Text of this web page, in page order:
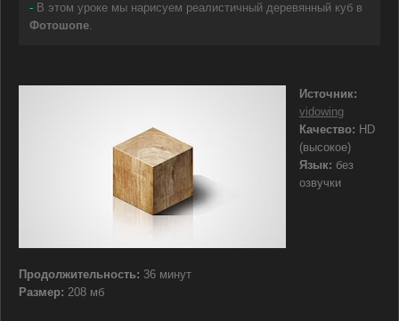
- В этом уроке мы нарисуем реалистичный деревянный куб в
Фотошопе.
Источник:
vidowing
Качество: HD
(высокое)
Язык: без
озвучки
Продолжительность: 36 минут
Размер: 208 мб